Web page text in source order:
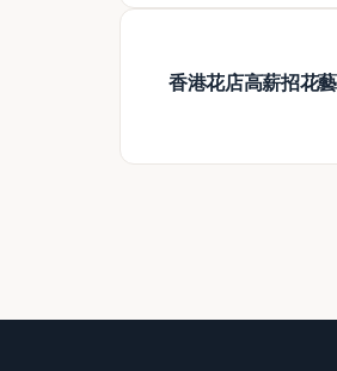
香港花店高薪招花